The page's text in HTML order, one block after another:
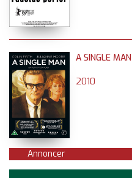
A SINGLE MAN
2010
Annoncer